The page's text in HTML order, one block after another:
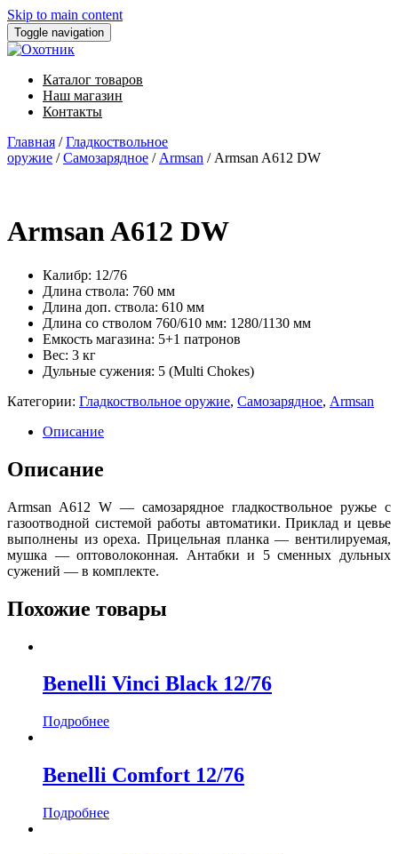
Skip to main content
Toggle navigation
Каталог товаров
Наш магазин
Контакты
Главная /Гладкоствольное
оружие /Самозарядное / Armsan / Armsan A612 DW
Armsan A612 DW
Калибр: 12/76
Длина ствола: 760 мм
Длина доп. ствола: 610 мм
Длина со стволом 760/610 мм: 1280/1130 мм
Емкость магазина: 5+1 патронов
Вес: 3 кг
Дульные сужения: 5 (Multi Chokes)
Категории: Гладкоствольное оружие, Самозарядное, Armsan
Описание
Описание
Armsan A612 W — самозарядное гладкоствольное ружье с
газоотводной системой работы автоматики. Приклад и цевье
выполнены из ореха. Прицельная планка — вентилируемая,
мушка — оптоволоконная. Антабки и 5 сменных дульных
сужений — в комплекте.
Похожие товары
Benelli Vinci Black 12/76
Подробнее
Benelli Comfort 12/76
Подробнее